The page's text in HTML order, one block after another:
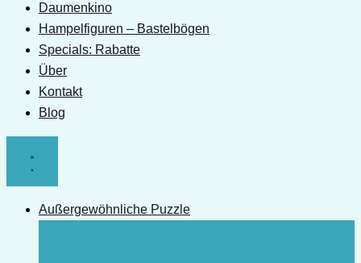
Daumenkino
Hampelfiguren – Bastelbögen
Specials: Rabatte
Über
Kontakt
Blog
Außergewöhnliche Puzzle